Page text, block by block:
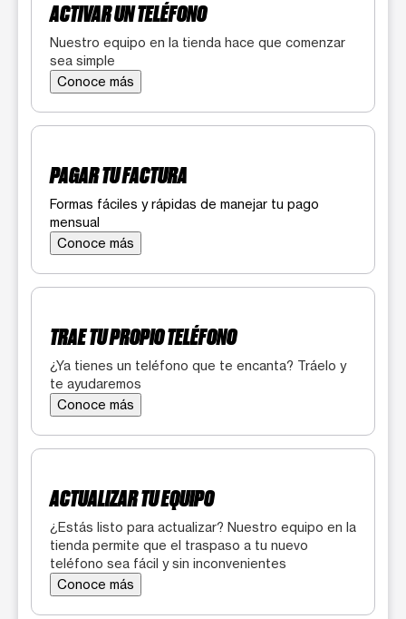
ACTIVAR UN TELÉFONO
Nuestro equipo en la tienda hace que comenzar
sea simple
Conoce más
PAGAR TU FACTURA
Formas fáciles y rápidas de manejar tu pago
mensual
Conoce más
TRAE TU PROPIO TELÉFONO
¿Ya tienes un teléfono que te encanta? Tráelo y
te ayudaremos
Conoce más
ACTUALIZAR TU EQUIPO
¿Estás listo para actualizar? Nuestro equipo en la
tienda permite que el traspaso a tu nuevo
teléfono sea fácil y sin inconvenientes
Conoce más